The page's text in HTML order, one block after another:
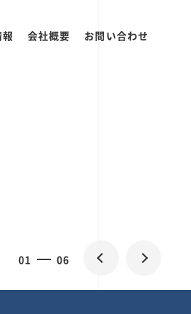
会社概要 お問い合わせ
0 06